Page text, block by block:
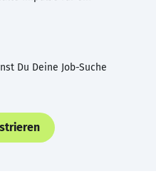
Du Deine Job-Suche